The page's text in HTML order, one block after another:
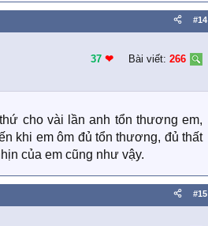
#14
37 ❤︎ Bài viết: 266
cho vài lần anh tổn thương em,
khi em ôm đủ tổn thương, đủ thất
của em cũng như vậy.
#15